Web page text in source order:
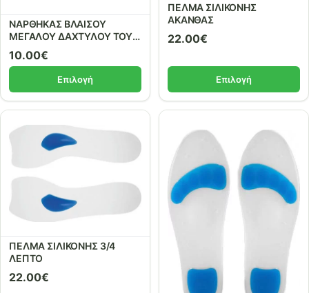
ΝΑΡΘΗΚΑΣ ΒΛΑΙΣΟΥ
ΜΕΓΑΛΟΥ ΔΑΧΤΥΛΟΥ ΤΟΥ
ΠΟΔΙΟΥ
10.00€
Επιλογή
ΠΕΛΜΑ ΣΙΛΙΚΟΝΗΣ
ΑΚΑΝΘΑΣ
22.00€
Επιλογή
ΠΕΛΜΑ ΣΙΛΙΚΟΝΗΣ 3/4
ΛΕΠΤΟ
22.00€